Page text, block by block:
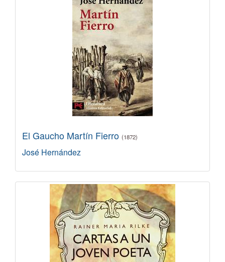
El Gaucho Martín Fierro (1872)
José Hernández